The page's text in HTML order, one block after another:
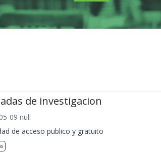
de investigacion
09 null
de acceso publico y gratuito